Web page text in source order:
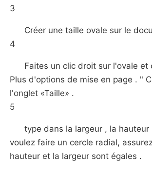
3
Créer une taille ovale sur le
4
Faites un clic droit sur ​​l'ovale et
Plus d'options de mise en page . "
l'onglet «Taille» .
5
type dans la largeur , la hauteur
voulez faire un cercle radial,
hauteur et la largeur sont égales .